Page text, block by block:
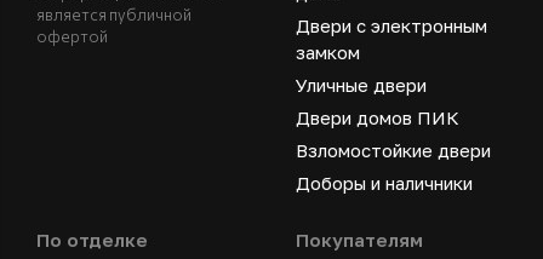
является публичной
офертой
Двери с электронным
замком
Уличные двери
Двери домов ПИК
Взломостойкие двери
Доборы и наличники
По отделке Покупателям